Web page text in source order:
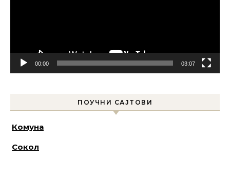
00:00 03:07
ПОУЧНИ САЈТОВИ
Комуна
Сокол